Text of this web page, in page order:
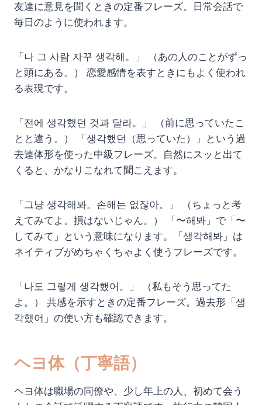
友達に意見を聞くときの定番フレーズ。日常会話で
毎日のように使われます。
「나 그 사람 자꾸 생각해。」 （あの人のことがずっ
と頭にある。） 恋愛感情を表すときにもよく使われ
る表現です。
「전에 생각했던 것과 달라。」 （前に思っていたこ
とと違う。） 「생각했던（思っていた）」という過
去連体形を使った中級フレーズ。自然にスッと出て
くると、かなりこなれて聞こえます。
「그냥 생각해봐。손해는 없잖아。」 （ちょっと考
えてみてよ。損はないじゃん。） 「〜해봐」で「〜
してみて」という意味になります。「생각해봐」は
ネイティブがめちゃくちゃよく使うフレーズです。
「나도 그렇게 생각했어。」 （私もそう思ってた
よ。） 共感を示すときの定番フレーズ。過去形「생
각했어」の使い方も確認できます。
ヘヨ体（丁寧語）
ヘヨ体は職場の同僚や、少し年上の人、初めて会う